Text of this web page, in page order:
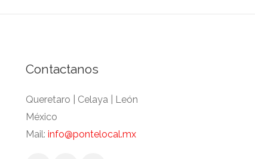
Contactanos
Queretaro | Celaya | León
México
Mail: info@pontelocal.mx